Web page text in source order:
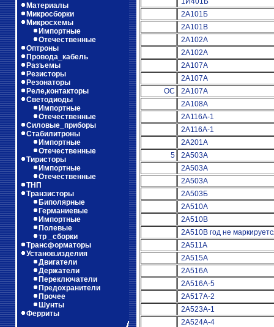
Материалы
Микросборки
Микросхемы
Импортные
Отечественные
Оптроны
Провода_кабель
Разъемы
Резисторы
Резонаторы
Реле,контакторы
Светодиоды
Импортные
Отечественные
Силовые_приборы
Стабилитроны
Импортные
Отечественные
Тиристоры
Импортные
Отечественные
ТНП
Транзисторы
Биполярные
Германиевые
Импортные
Полевые
тр _сборки
Трансформаторы
Установ.изделия
Двигатели
Держатели
Переключатели
Предохранители
Прочее
Шунты
Ферриты
2А101Б
2А101В
2А102А
2А102А
2А107А
2А107А
ОС
2А107А
2А108А
2А116А-1
2А116А-1
2А201А
5
2А503А
2А503А
2А503А
2А503Б
2А510А
2А510В
2А510В год не
2А511А
2А515А
2А516А
2А516А-5
2А517А-2
2А523А-1
2А524А-4